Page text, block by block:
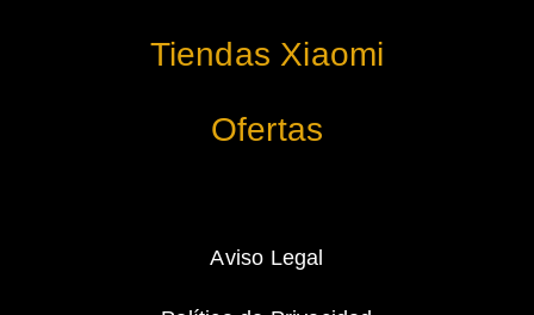
Tiendas Xiaomi
Ofertas
Aviso Legal